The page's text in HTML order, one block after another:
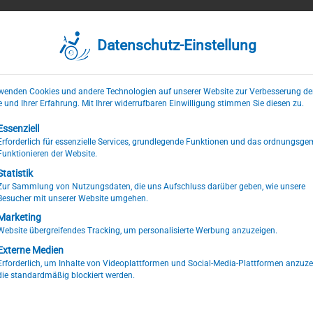
Fahrzeugumbau
Service
Über uns Fahrzeughandel
& elektronischem Linksgas.
für Menschen mit
wird die Bedienung der
ein leichter Tastendruck
Datenschutz-Einstellung
Cookies und andere Technologien auf unserer Website zur Verbesserung
und Ihrer Erfahrung. Mit Ihrer widerrufbaren Einwilligung stimmen Sie diesen zu.
eine Liste der Service-Gruppen, für die eine Einwilligung
für essenzielle Services, grundlegende Funktionen und das
der Website.
Sammlung von Nutzungsdaten, die uns Aufschluss darüber geben, wie unsere
mit unserer Website umgehen.
übergreifendes Tracking, um personalisierte Werbung anzuzeigen.
Medien
um Inhalte von Videoplattformen und Social-Media-Plattformen anzuzeigen,
standardmäßig blockiert werden.